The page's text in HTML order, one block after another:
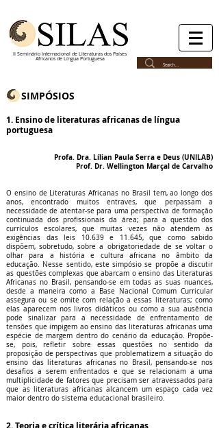
II Seminário Internacional de Literaturas dos Países
Africanos de Língua Portuguesa
SIMPÓSIOS
1. Ensino de literaturas africanas de língua
portuguesa
Profa. Dra. Lílian Paula Serra e Deus (UNILAB)
Prof. Dr. Wellington Marçal de Carvalho
O ensino de Literaturas Africanas no Brasil tem, ao longo dos
anos, encontrado muitos entraves, que perpassam a
necessidade de atentar-se para uma perspectiva de formação
continuada dos profissionais da área; para a questão dos
currículos escolares, que muitas vezes não atendem às
exigências das leis 10.639 e 11.645, que como sabido
dispõem, sobretudo, sobre a obrigatoriedade de se voltar o
olhar para a história e cultura africana no âmbito da
educação. Nesse sentido, este simpósio se propõe a discutir
as questões complexas que abarcam o ensino das Literaturas
Africanas no Brasil, pensando-se em todas as suas nuances,
desde a maneira como a Base Nacional Comum Curricular
assegura ou se omite com relação a essas literaturas; como
elas aparecem nos livros didáticos ou como a sua ausência
pode sinalizar para a necessidade de enfrentamento de
tensões que impigem ao ensino das literaturas africanas uma
espécie de margem dentro do cenário da educação. Propõe-
se, pois, refletir sobre essas questões no sentido da
proposição de perspectivas que problematizem a situação do
ensino das literaturas africanas no Brasil, pensando-se nos
desafios a serem enfrentados e que se relacionam a uma
multiplicidade de fatores que precisam ser atravessados para
que as literaturas africanas alcancem um espaço cada vez
maior dentro do sistema educacional brasileiro.
2. Teoria e crítica literária africanas